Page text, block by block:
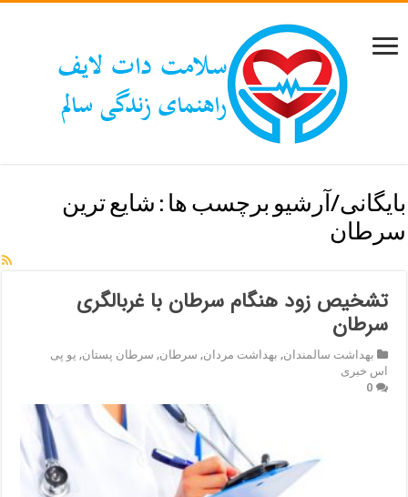
بایگانی/آرشیو برچسب ها : شایع ترین
سرطان
تشخیص زود هنگام سرطان با غربالگری
سرطان
بهداشت سالمندان, بهداشت مردان, سرطان, سرطان پستان, یو پی
اس خبری
0